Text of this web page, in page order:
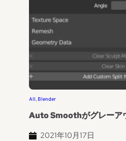
All, Blender
Auto Smoothがグレーア
2021年10月17日